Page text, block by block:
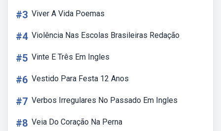
#3 Viver A Vida Poemas
#4 Violência Nas Escolas Brasileiras Redação
#5 Vinte E Três Em Ingles
#6 Vestido Para Festa 12 Anos
#7 Verbos Irregulares No Passado Em Ingles
#8 Veia Do Coração Na Perna